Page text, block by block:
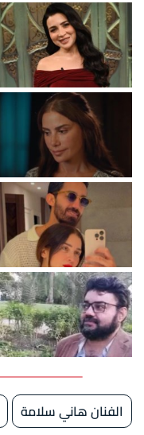
الفنان هاني سلامة